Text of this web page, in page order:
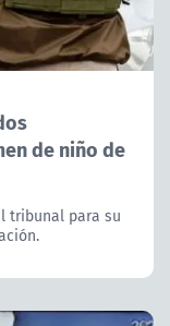
de niño de
tribunal para su